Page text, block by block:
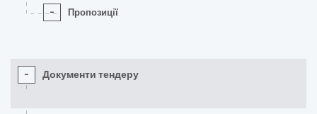
- Пропозиції
- Документи тендеру